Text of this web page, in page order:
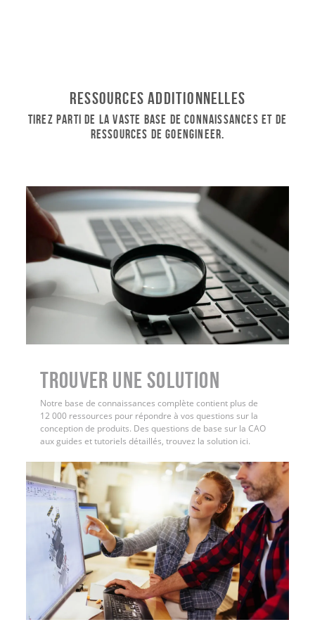
Ressources additionnelles
Tirez parti de la vaste base de connaissances et de
ressources de GoEngineer.
Trouver une solution
Notre base de connaissances complète contient plus de
12 000 ressources pour répondre à vos questions sur la
conception de produits. Des questions de base sur la CAO
aux guides et tutoriels détaillés, trouvez la solution ici.